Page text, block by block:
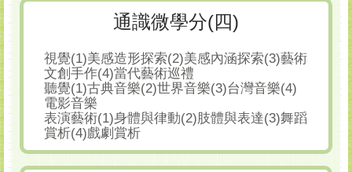
通識微學分(四)
視覺(1)美感造形探索(2)美感內涵探索(3)藝術
文創手作(4)當代藝術巡禮
聽覺(1)古典音樂(2)世界音樂(3)台灣音樂(4)
電影音樂
表演藝術(1)身體與律動(2)肢體與表達(3)舞蹈
賞析(4)戲劇賞析